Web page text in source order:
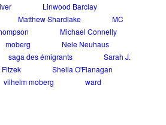
Linwood Barclay
Matthew Shardlake
MC
Michael Connelly
moberg
Nele Neuhaus
saga des émigrants
Sarah J.
Sheila O'Flanagan
vilhelm moberg ward